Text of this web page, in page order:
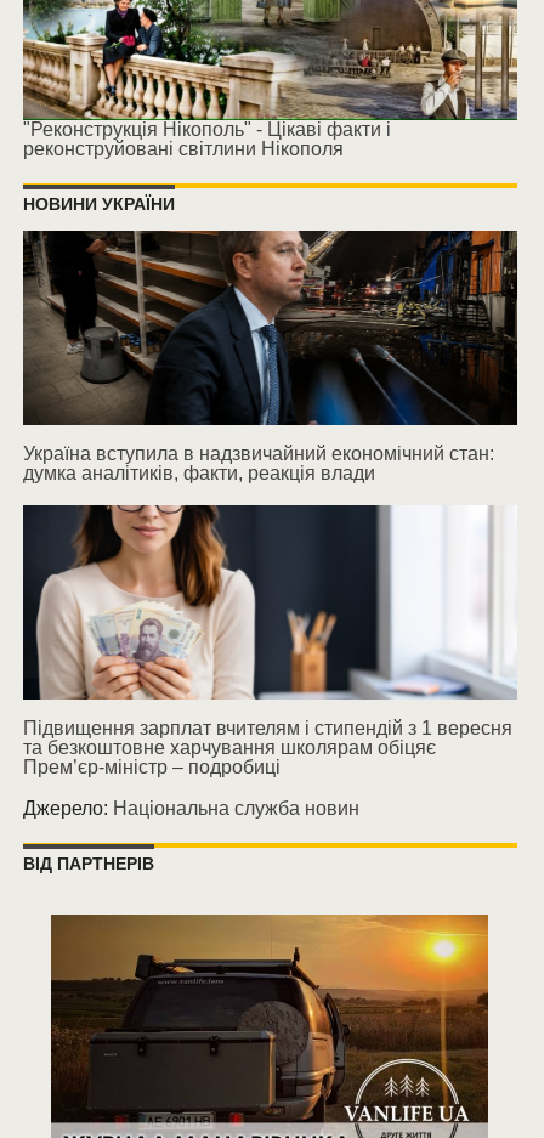
"Реконструкція Нікополь" - Цікаві факти і
реконструйовані світлини Нікополя
НОВИНИ УКРАЇНИ
Україна вступила в надзвичайний економічний стан:
думка аналітиків, факти, реакція влади
Підвищення зарплат вчителям і стипендій з 1 вересня
та безкоштовне харчування школярам обіцяє
Прем’єр-міністр – подробиці
Джерело: Національна служба новин
ВІД ПАРТНЕРІВ